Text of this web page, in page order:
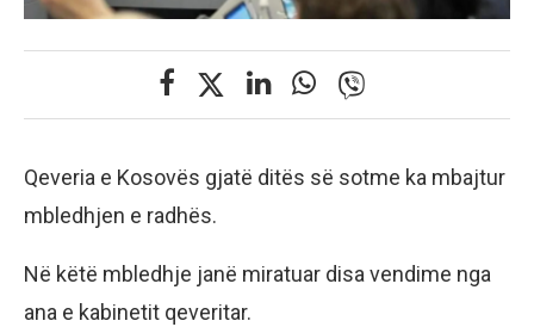
Qeveria e Kosovës gjatë ditës së sotme ka mbajtur
mbledhjen e radhës.
Në këtë mbledhje janë miratuar disa vendime nga
ana e kabinetit qeveritar.